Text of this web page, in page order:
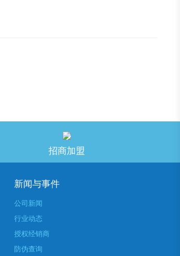
招商加盟
新闻与事件
公司新闻
行业动态
授权经销商
防伪查询